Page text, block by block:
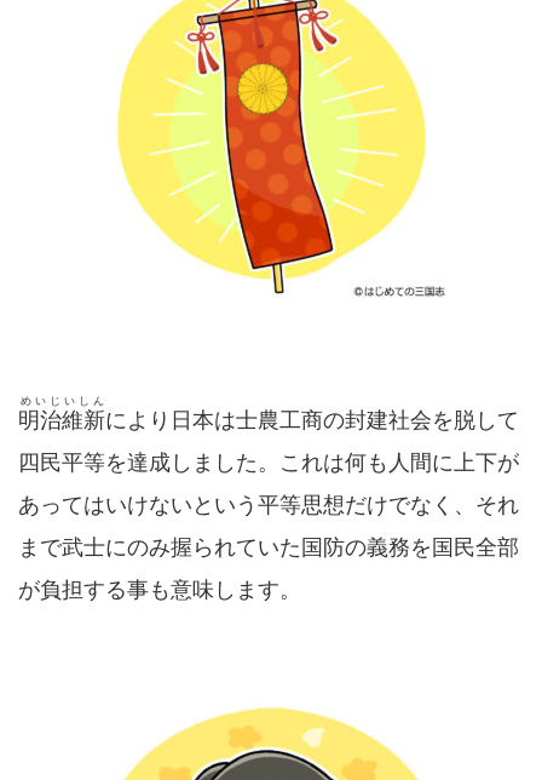
明治維新
めいじいしん
により日本は士農工商の封建社会を脱して
四民平等を達成しました。これは何も人間に上下が
あってはいけないという平等思想だけでなく、それ
まで武士にのみ握られていた国防の義務を国民全部
が負担する事も意味します。